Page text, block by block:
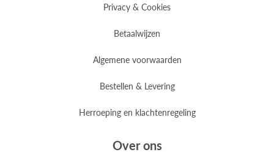
Privacy & Cookies
Betaalwijzen
Algemene voorwaarden
Bestellen & Levering
Herroeping en klachtenregeling
Over ons